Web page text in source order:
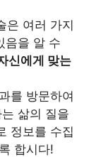
은 여러 가지
음을 알 수
신에게 맞는
를 방문하여
삶의 질을
정보를 수집
합시다!